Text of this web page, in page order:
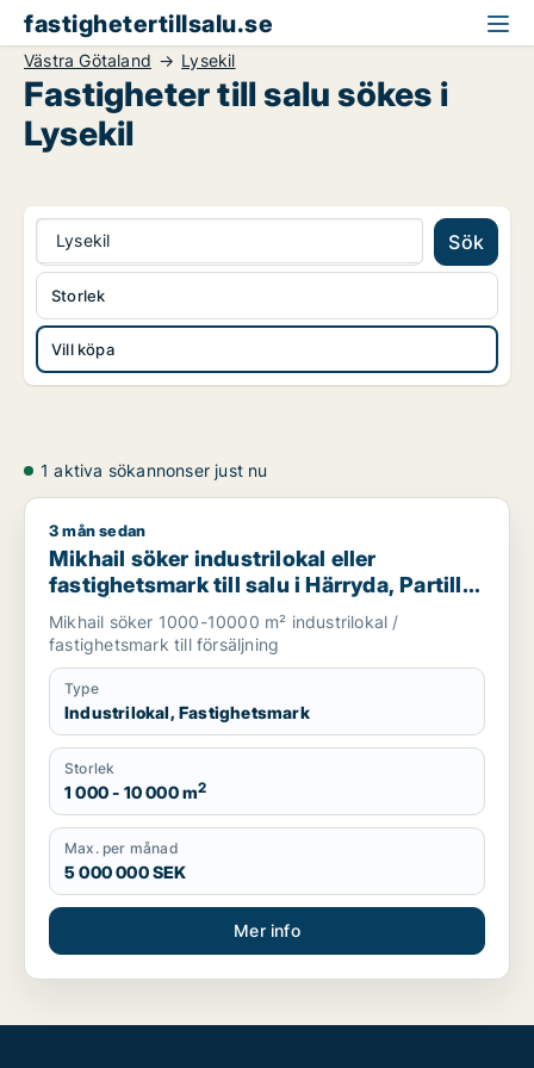
fastighetertillsalu.se
Västra Götaland Lysekil
Fastigheter till salu sökes i
Lysekil
Lysekil Sök
Vill köpa
Storlek
1 aktiva sökannonser just nu
Mikhail söker industrilokal eller fastighetsmark till salu i
3 mån sedan
Mikhail söker industrilokal eller
fastighetsmark till salu i Härryda, Partille
eller Öckerö m.fl.
Mikhail söker 1000-10000 m² industrilokal /
fastighetsmark till försäljning
Type
Industrilokal, Fastighetsmark
Storlek
1 000 - 10 000 m2
Max. per månad
5 000 000 SEK
Mer info